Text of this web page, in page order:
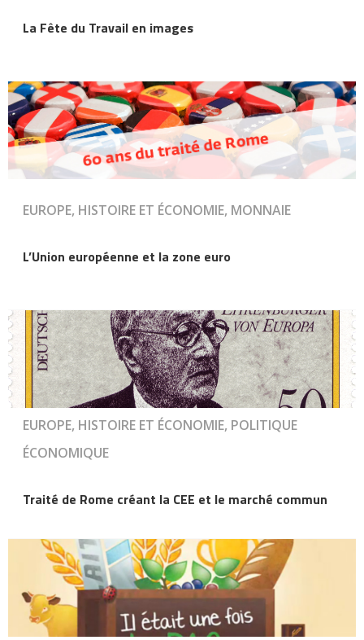
La Fête du Travail en images
EUROPE, HISTOIRE ET ÉCONOMIE, MONNAIE
L’Union européenne et la zone euro
EUROPE, HISTOIRE ET ÉCONOMIE, POLITIQUE
ÉCONOMIQUE
Traité de Rome créant la CEE et le marché commun